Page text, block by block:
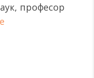
професор